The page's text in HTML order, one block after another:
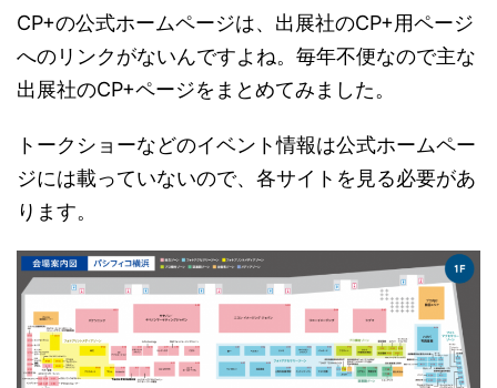
CP+の公式ホームページは、出展社のCP+用ページ
へのリンクがないんですよね。毎年不便なので主な
出展社のCP+ページをまとめてみました。
トークショーなどのイベント情報は公式ホームペー
ジには載っていないので、各サイトを見る必要があ
ります。